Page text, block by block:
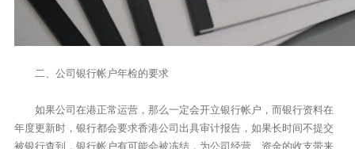
二、公司银行帐户年检的要求
如果公司在港正常运营，那么一定会开立银行帐户，而银行资料在
年度更新时，银行都会要求香港公司出具审计报告，如果长时间不提交
被银行查到，银行帐户有可能会被冻结，为公司经营、资金的收支带来